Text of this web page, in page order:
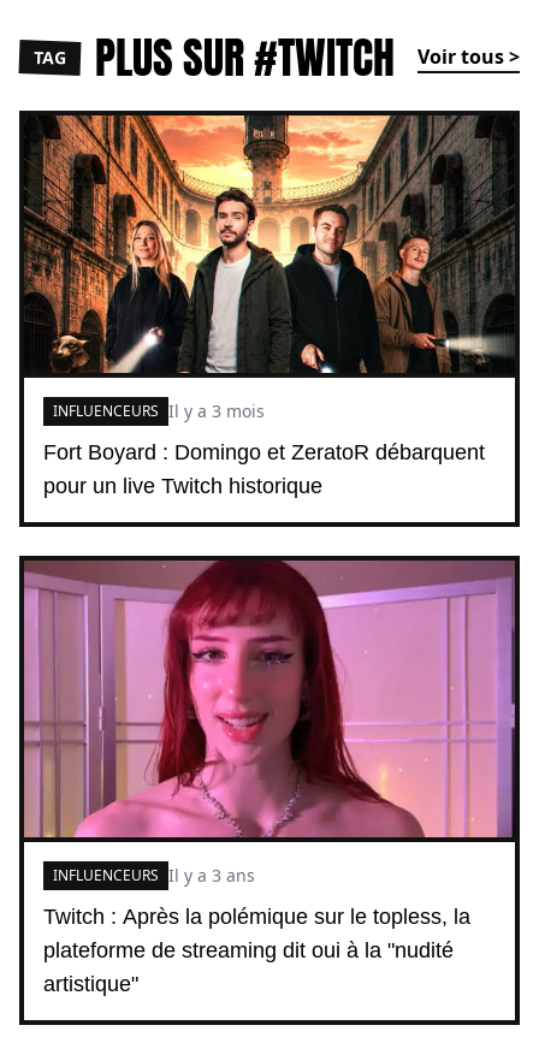
TAG PLUS SUR #TWITCH Voir tous >
Fort Boyard : Domingo et ZeratoR débarquent
pour un live Twitch historique
INFLUENCEURS Il y a 3 mois
Twitch : Après la polémique sur le topless, la
plateforme de streaming dit oui à la "nudité
artistique"
INFLUENCEURS Il y a 3 ans